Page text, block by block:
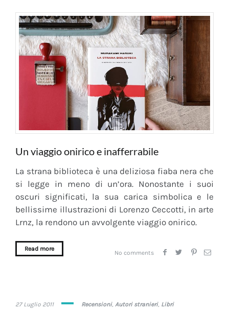
Un viaggio onirico e inafferrabile
La strana biblioteca è una deliziosa fiaba nera che
si legge in meno di un’ora. Nonostante i suoi
oscuri significati, la sua carica simbolica e le
bellissime illustrazioni di Lorenzo Ceccotti, in arte
Lrnz, la rendono un avvolgente viaggio onirico.
Read more
No comments
27 Luglio 201131
Recensioni, Autori stranieri, Libri